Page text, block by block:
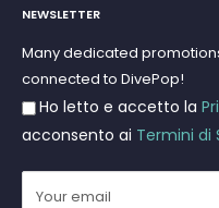
Scuba diving
Freediving and Spearfishing
Gift Cards
Terms and Conditions
Privacy Policy
Returns and Refunds
Shipments
NEWSLETTER
Many dedicated
connected to DivePop!
Ho letto e accetto la
acconsento ai Termini di
Your email